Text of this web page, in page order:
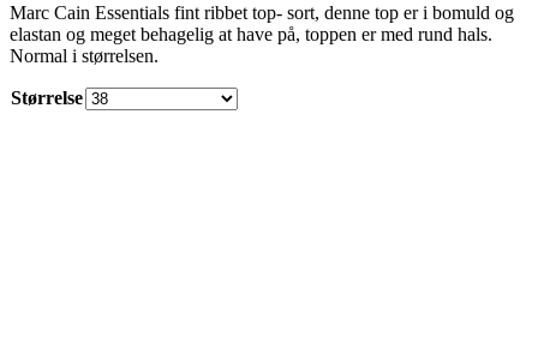
Marc Cain Essentials fint ribbet top- sort, denne top er i bomuld og
elastan og meget behagelig at have på, toppen er med rund hals.
Normal i størrelsen.
Størrelse